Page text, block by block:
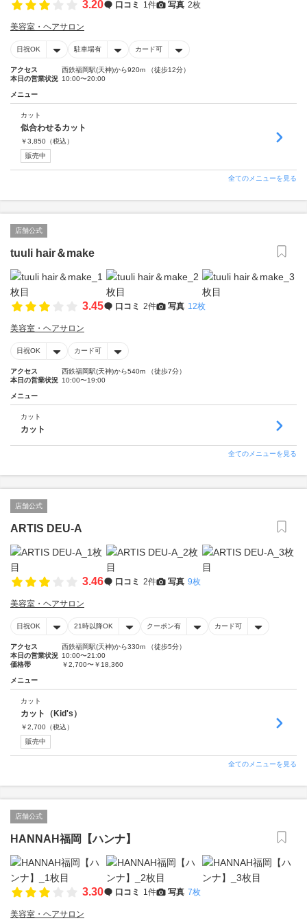
3.20 口コミ 1件 写真 2枚
美容室・ヘアサロン
日祝OK 駐車場有 カード可
アクセス
西鉄福岡駅(天神)から920m （徒歩12分）
本日の営業状況 10:00〜20:00
メニュー
カット
似合わせるカット
￥3,850 （税込）
販売中
全てのメニューを見る
店舗公式
tuuli hair＆make
3.45 口コミ 2件 写真 12枚
美容室・ヘアサロン
日祝OK カード可
アクセス
西鉄福岡駅(天神)から540m （徒歩7分）
本日の営業状況 10:00〜19:00
メニュー
カット
カット
全てのメニューを見る
店舗公式
ARTIS DEU-A
3.46 口コミ 2件 写真 9枚
美容室・ヘアサロン
日祝OK 21時以降OK クーポン有 カード可
アクセス
西鉄福岡駅(天神)から330m （徒歩5分）
本日の営業状況 10:00〜21:00
価格帯
￥2,700〜￥18,360
メニュー
カット
カット（Kid's）
￥2,700 （税込）
販売中
全てのメニューを見る
店舗公式
HANNAH福岡【ハンナ】
3.30 口コミ 1件 写真 7枚
美容室・ヘアサロン